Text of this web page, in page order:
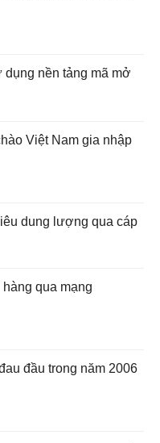
dụng nền tảng mã mở
Việt Nam gia nhập
dung lượng qua cáp
qua mạng
đầu trong năm 2006